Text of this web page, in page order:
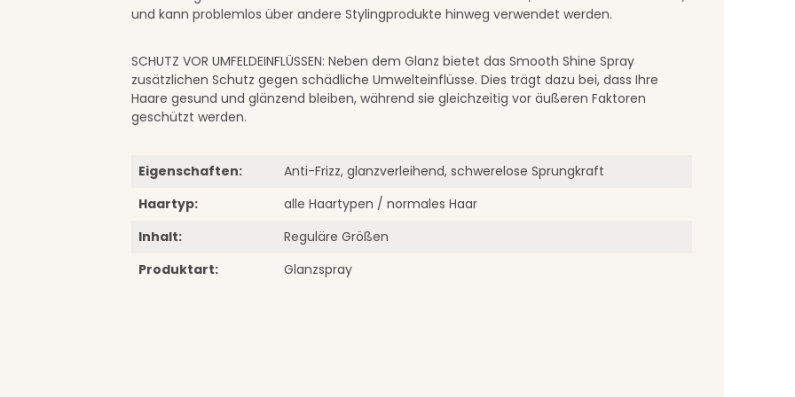
und kann problemlos über andere Stylingprodukte hinweg verwendet werden.
SCHUTZ VOR UMFELDEINFLÜSSEN: Neben dem Glanz bietet das Smooth Shine Spray
zusätzlichen Schutz gegen schädliche Umwelteinflüsse. Dies trägt dazu bei, dass Ihre
Haare gesund und glänzend bleiben, während sie gleichzeitig vor äußeren Faktoren
geschützt werden.
Eigenschaften:
Anti-Frizz, glanzverleihend, schwerelose Sprungkraft
Haartyp:
alle Haartypen / normales Haar
Inhalt:
Reguläre Größen
Produktart:
Glanzspray